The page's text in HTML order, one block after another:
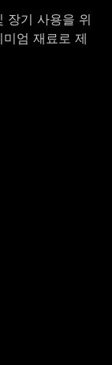
장기 사용을 위
엄 재료로 제